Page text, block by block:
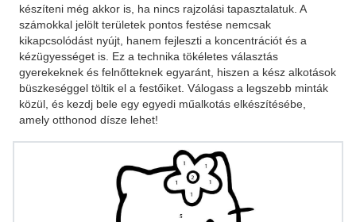
készíteni még akkor is, ha nincs rajzolási tapasztalatuk. A
számokkal jelölt területek pontos festése nemcsak
kikapcsolódást nyújt, hanem fejleszti a koncentrációt és a
kézügyességet is. Ez a technika tökéletes választás
gyerekeknek és felnőtteknek egyaránt, hiszen a kész alkotások
büszkeséggel töltik el a festőiket. Válogass a legszebb minták
közül, és kezdj bele egy egyedi műalkotás elkészítésébe,
amely otthonod dísze lehet!